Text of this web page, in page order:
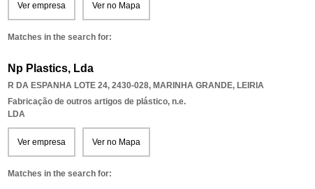
Ver empresa Ver no Mapa
Matches in the search for:
Np Plastics, Lda
R DA ESPANHA LOTE 24, 2430-028, MARINHA GRANDE, LEIRIA
Fabricação de outros artigos de plástico, n.e.
LDA
Ver empresa Ver no Mapa
Matches in the search for: